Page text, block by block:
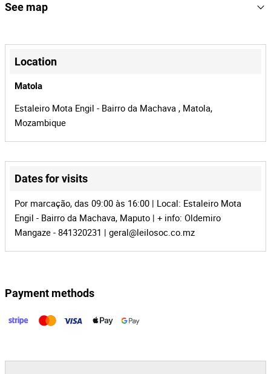
Consulte o catálogo para mais informações e a listagem
Reference
Auction Id 34295
Lot Id
See map
+
−
Location
Matola
Estaleiro Mota Engil - Bairro da Machava , Matola,
Mozambique
Dates for visits
Por marcação, das 09:00 às 16:00 | Local: Estaleiro Mota
Engil - Bairro da Machava, Maputo | + info: Oldemiro
Mangaze - 841320231 | geral@leilosoc.co.mz
Payment methods